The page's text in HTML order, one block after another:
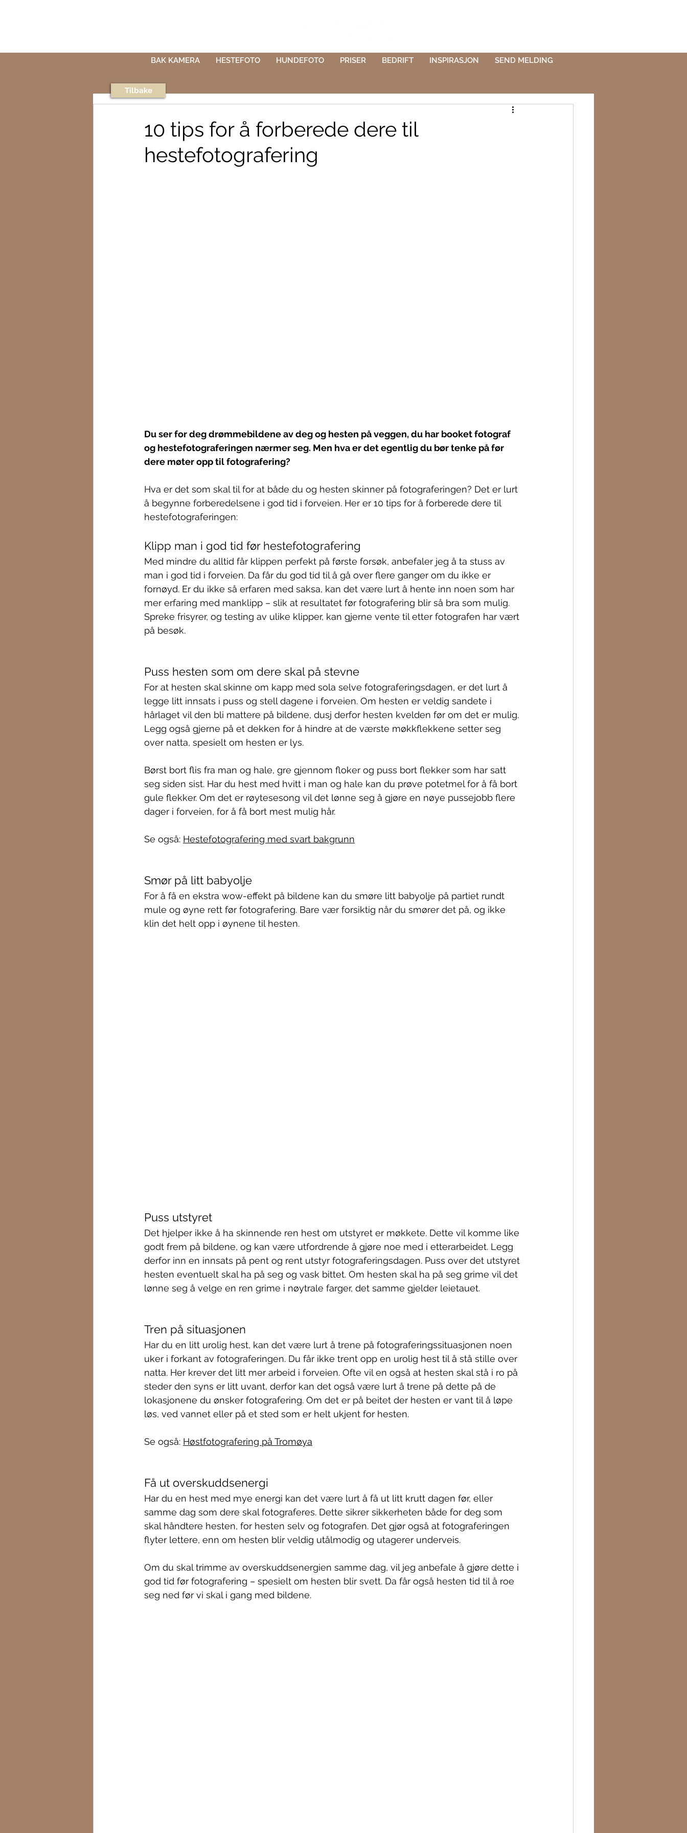
BAK KAMERA HESTEFOTO HUNDEFOTO PRISER BEDRIFT INSPIRASJON SEND MELDING
10 tips for å forberede dere til
hestefotografering
Du ser for deg drømmebildene av deg og hesten på veggen, du har booket fotograf
og hestefotograferingen nærmer seg. Men hva er det egentlig du bør tenke på før
dere møter opp til fotografering?
Hva er det som skal til for at både du og hesten skinner på fotograferingen? Det er lurt
å begynne forberedelsene i god tid i forveien. Her er 10 tips for å forberede dere til
hestefotograferingen:
Klipp man i god tid før hestefotografering
Med mindre du alltid får klippen perfekt på første forsøk, anbefaler jeg å ta stuss av
man i god tid i forveien. Da får du god tid til å gå over flere ganger om du ikke er
fornøyd. Er du ikke så erfaren med saksa, kan det være lurt å hente inn noen som har
mer erfaring med manklipp – slik at resultatet før fotografering blir så bra som mulig.
Spreke frisyrer, og testing av ulike klipper, kan gjerne vente til etter fotografen har vært
på besøk.
Puss hesten som om dere skal på stevne
For at hesten skal skinne om kapp med sola selve fotograferingsdagen, er det lurt å
legge litt innsats i puss og stell dagene i forveien. Om hesten er veldig sandete i
hårlaget vil den bli mattere på bildene, dusj derfor hesten kvelden før om det er mulig.
Legg også gjerne på et dekken for å hindre at de værste møkkflekkene setter seg
over natta, spesielt om hesten er lys.
Børst bort flis fra man og hale, gre gjennom floker og puss bort flekker som har satt
seg siden sist. Har du hest med hvitt i man og hale kan du prøve potetmel for å få bort
gule flekker. Om det er røytesesong vil det lønne seg å gjøre en nøye pussejobb flere
dager i forveien, for å få bort mest mulig hår.
Se også: Hestefotografering med svart bakgrunn
Smør på litt babyolje
For å få en ekstra wow-effekt på bildene kan du smøre litt babyolje på partiet rundt
mule og øyne rett før fotografering. Bare vær forsiktig når du smører det på, og ikke
klin det helt opp i øynene til hesten.
Puss utstyret
Det hjelper ikke å ha skinnende ren hest om utstyret er møkkete. Dette vil komme like
godt frem på bildene, og kan være utfordrende å gjøre noe med i etterarbeidet. Legg
derfor inn en innsats på pent og rent utstyr fotograferingsdagen. Puss over det utstyret
hesten eventuelt skal ha på seg og vask bittet. Om hesten skal ha på seg grime vil det
lønne seg å velge en ren grime i nøytrale farger, det samme gjelder leietauet.
Tren på situasjonen
Har du en litt urolig hest, kan det være lurt å trene på fotograferingssituasjonen noen
uker i forkant av fotograferingen. Du får ikke trent opp en urolig hest til å stå stille over
natta. Her krever det litt mer arbeid i forveien. Ofte vil en også at hesten skal stå i ro på
steder den syns er litt uvant, derfor kan det også være lurt å trene på dette på de
lokasjonene du ønsker fotografering. Om det er på beitet der hesten er vant til å løpe
løs, ved vannet eller på et sted som er helt ukjent for hesten.
Se også: Høstfotografering på Tromøya
Få ut overskuddsenergi
Har du en hest med mye energi kan det være lurt å få ut litt krutt dagen før, eller
samme dag som dere skal fotograferes. Dette sikrer sikkerheten både for deg som
skal håndtere hesten, for hesten selv og fotografen. Det gjør også at fotograferingen
flyter lettere, enn om hesten blir veldig utålmodig og utagerer underveis.
Om du skal trimme av overskuddsenergien samme dag, vil jeg anbefale å gjøre dette i
god tid før fotografering – spesielt om hesten blir svett. Da får også hesten tid til å roe
seg ned før vi skal i gang med bildene.
Tilbake